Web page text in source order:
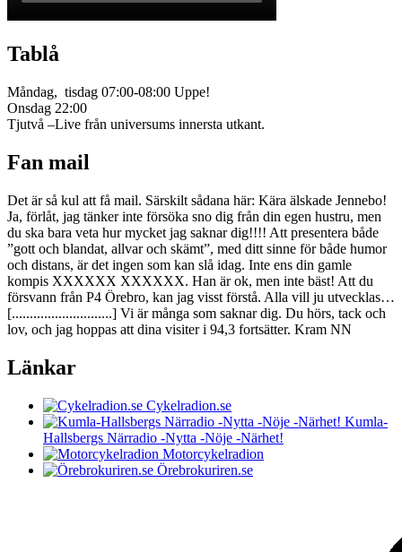
Tablå
Måndag, tisdag 07:00-08:00 Uppe!
Onsdag 22:00
Tjutvå –Live från universums innersta utkant.
Fan mail
Det är så kul att få mail. Särskilt sådana här: Kära älskade Jennebo!
Ja, förlåt, jag tänker inte försöka sno dig från din egen hustru, men
du ska bara veta hur mycket jag saknar dig!!!! Att presentera både
”gott och blandat, allvar och skämt”, med ditt sinne för både humor
och distans, är det ingen som kan slå idag. Inte ens din gamle
kompis XXXXXX XXXXXX. Han är ok, men inte bäst! Att du
försvann från P4 Örebro, kan jag visst förstå. Alla vill ju utvecklas…
[............................] Vi är många som saknar dig. Du hörs, tack och
lov, och jag hoppas att dina visiter i 94,3 fortsätter. Kram NN
Länkar
Cykelradion.se
Kumla-
Hallsbergs Närradio -Nytta -Nöje -Närhet!
Motorcykelradion
Örebrokuriren.se